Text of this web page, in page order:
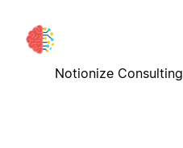
Notionize Consulting